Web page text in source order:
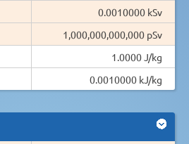
0.0010000 kSv
1,000,000,000,000 pSv
1.0000 J/kg
0.0010000 kJ/kg